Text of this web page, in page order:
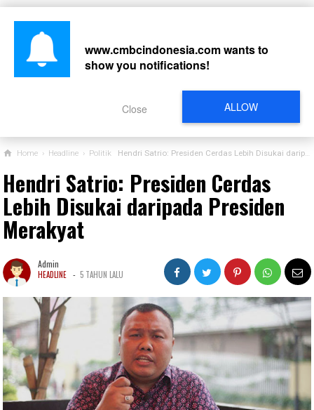
Home › Headline › Politik Hendri Satrio: Presiden Cerdas Lebih Disukai daripada Presiden Merakyat
Hendri Satrio: Presiden Cerdas
Lebih Disukai daripada Presiden
Merakyat
Admin
HEADLINE - 5 TAHUN LALU
www.cmbcindonesia.comwants to
show you notifications!
ALLOW
Close